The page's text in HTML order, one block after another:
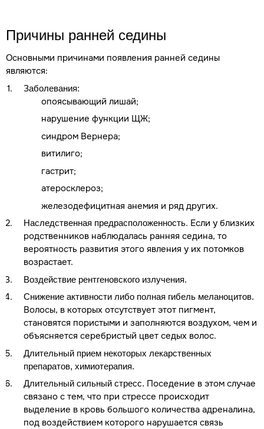
Причины ранней седины
Основными причинами появления ранней седины
являются:
Заболевания:
опоясывающий лишай;
нарушение функции ЩЖ;
синдром Вернера;
витилиго;
гастрит;
атеросклероз;
железодефицитная анемия и ряд других.
Наследственная предрасположенность. Если у близких
родственников наблюдалась ранняя седина, то
вероятность развития этого явления у их потомков
возрастает.
Воздействие рентгеновского излучения.
Снижение активности либо полная гибель меланоцитов.
Волосы, в которых отсутствует этот пигмент,
становятся пористыми и заполняются воздухом, чем и
объясняется серебристый цвет седых волос.
Длительный прием некоторых лекарственных
препаратов, химиотерапия.
Длительный сильный стресс. Поседение в этом случае
связано с тем, что при стрессе происходит
выделение в кровь большого количества адреналина,
под воздействием которого нарушается связь